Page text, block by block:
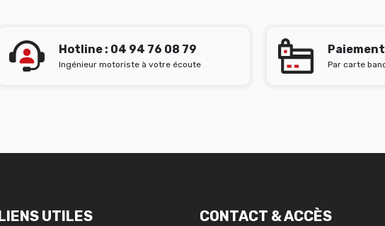
Hotline : 04 94 76 08 79
Ingénieur motoriste à votre écoute Par carte
LIENS UTILES CONTACT & ACCÈS